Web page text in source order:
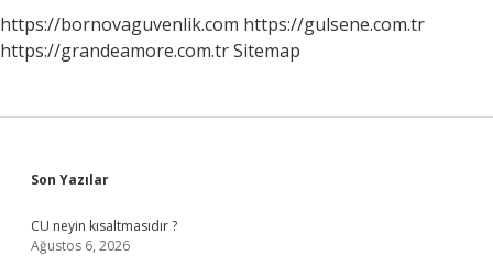
https://bornovaguvenlik.com https://gulsene.com.tr
https://grandeamore.com.trSitemap
Sidebar
Son Yazılar
CU neyin kısaltmasıdır ?
Ağustos 6, 2026